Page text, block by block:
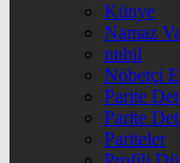
Künye
Namaz
nnbil
Nöbetçi
Parite
Parite
Pariteler